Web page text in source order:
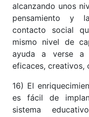
alcanzando unos
pensamiento y
contacto social
mismo nivel de
ayuda a verse a
eficaces, creativos,
16) El
es fácil de
sistema